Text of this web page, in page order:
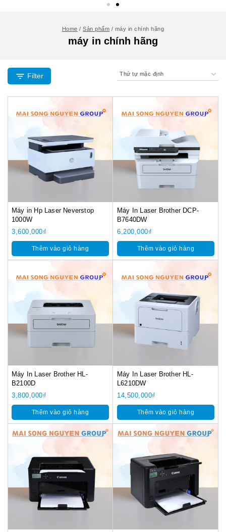
Home / Sản phẩm / máy in chính hãng
máy in chính hãng
Filter
Máy in Hp Laser Neverstop
1000W
3,600,000₫
Thêm vào giỏ hàng
Máy In Laser Brother DCP-
B7640DW
6,200,000₫
Thêm vào giỏ hàng
Máy In Laser Brother HL-
B2100D
3,800,000₫
Thêm vào giỏ hàng
Máy In Laser Brother HL-
L6210DW
14,500,000₫
Thêm vào giỏ hàng